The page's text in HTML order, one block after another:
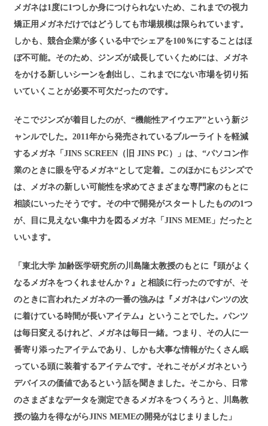
メガネは1度に1つしか身につけられないため、これまでの視力
矯正用メガネだけではどうしても市場規模は限られています。
しかも、競合企業が多くいる中でシェアを100％にすることはほ
ぼ不可能。そのため、ジンズが成長していくためには、メガネ
をかける新しいシーンを創出し、これまでにない市場を切り拓
いていくことが必要不可欠だったのです。
そこでジンズが着目したのが、“機能性アイウエア”という新ジ
ャンルでした。2011年から発売されているブルーライトを軽減
するメガネ「JINS SCREEN（旧 JINS PC）」は、“パソコン作
業のときに眼を守るメガネ“として定着。このほかにもジンズで
は、メガネの新しい可能性を求めてさまざまな専門家のもとに
相談にいったそうです。その中で開発がスタートしたものの1つ
が、目に見えない集中力を図るメガネ「JINS MEME」だったと
いいます。
「東北大学 加齢医学研究所の川島隆太教授のもとに『頭がよく
なるメガネをつくれませんか？』と相談に行ったのですが、そ
のときに言われたメガネの一番の強みは『メガネはパンツの次
に着けている時間が長いアイテム』ということでした。パンツ
は毎日変えるけれど、メガネは毎日一緒。つまり、その人に一
番寄り添ったアイテムであり、しかも大事な情報がたくさん眠
っている頭に装着するアイテムです。それこそがメガネという
デバイスの価値であるという話を聞きました。そこから、日常
のさまざまなデータを測定できるメガネをつくろうと、川島教
授の協力を得ながらJINS MEMEの開発がはじまりました」